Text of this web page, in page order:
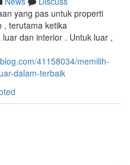
yang pas untuk properti
, terutama ketika
dan interior . Untuk luar ,
41158034/memilih-
dalam-terbaik